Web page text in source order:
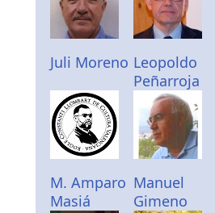
Juli Moreno Leopoldo
Peñarroja
M. Amparo
Masiá
Manuel
Gimeno